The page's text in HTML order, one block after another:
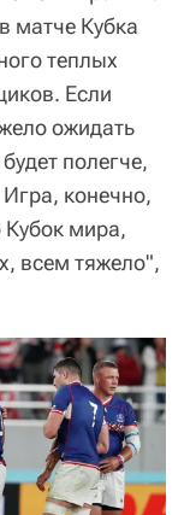
матче Кубка
теплых
Если
ожидать
полегче,
Игра, конечно,
мира,
всем тяжело",